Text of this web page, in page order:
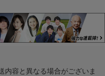
内容と異なる場合がございま